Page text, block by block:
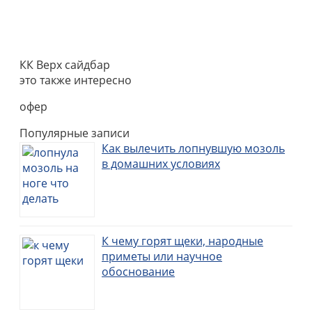
КК Верх сайдбар
это также интересно
офер
Популярные записи
Как вылечить лопнувшую мозоль
в домашних условиях
К чему горят щеки, народные
приметы или научное
обоснование